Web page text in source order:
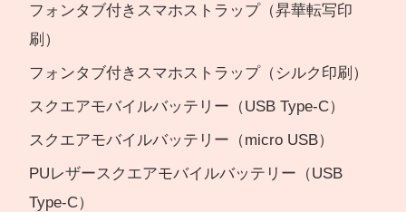
フォンタブ付きスマホストラップ（昇華転写印
刷）
フォンタブ付きスマホストラップ（シルク印刷）
スクエアモバイルバッテリー（USB Type-C）
スクエアモバイルバッテリー（micro USB）
PUレザースクエアモバイルバッテリー（USB
Type-C）